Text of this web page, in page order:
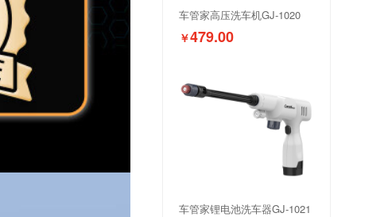
车管家高压洗车机GJ-1020
￥479.00
车管家锂电池洗车器GJ-1021